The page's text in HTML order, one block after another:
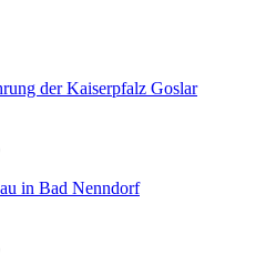
der Kaiserpfalz Goslar
in Bad Nenndorf